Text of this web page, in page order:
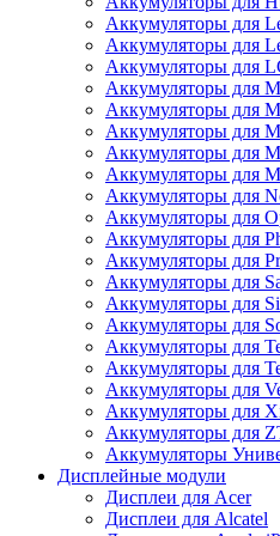
Аккумуляторы для
Аккумуляторы для
Аккумуляторы для
Аккумуляторы для
Аккумуляторы для
Аккумуляторы для
Аккумуляторы для
Аккумуляторы для
Аккумуляторы для
Аккумуляторы для
Аккумуляторы для
Аккумуляторы для
Аккумуляторы для
Аккумуляторы для
Аккумуляторы для
Аккумуляторы для
Аккумуляторы для
Аккумуляторы для
Аккумуляторы для
Аккумуляторы для
Аккумуляторы
Дисплейные модули
Дисплеи для Acer
Дисплеи для Alcatel